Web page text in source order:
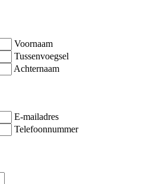
Voornaam
Tussenvoegsel
Achternaam
E-mailadres
Telefoonnummer